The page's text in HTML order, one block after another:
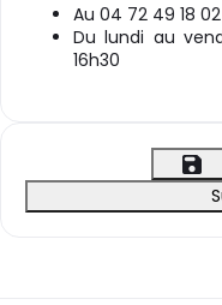
Au 04 72 49 18 02
Du lundi au
16h30